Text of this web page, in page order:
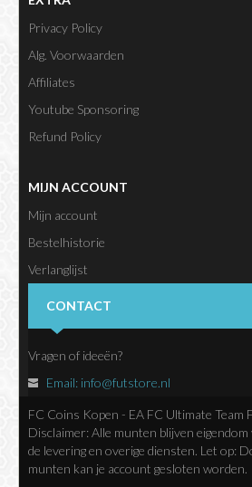
Privacy Policy
Alg. Voorwaarden
Affiliates
Youtube Sponsoring
Refund Policy
MIJN ACCOUNT
Mijn account
Bestelhistorie
Verlanglijst
CONTACT
Vragen of ideeën?
Email: info@futstore.nl
FC Coins Kopen - EA FC Ultimate Team
Disclaimer: Alle munten blijven
de levering en overige diensten. Let op:
munten kan je account gesloten worden.